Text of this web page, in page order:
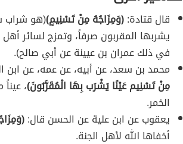
قال قتادة:(وَمِزَاجُهُ مِنْ تَسْنِيمٍ)(هو شراب
يشربها المقربون صرفاً، وتمزج لسائر
في ذلك عمران بن عيينة عن أبي صالح).
محمد بن سعد، عن أبيه، عن عمه، عن ابن
مِنْ تَسْنِيم عَيْنًا يَشْرَب بِهَا الْمُقَرَّبُونَ)،
الخمر.
يعقوب عن ابن علية عن الحسن قال:
أخفاها الله لأهل الجنة.